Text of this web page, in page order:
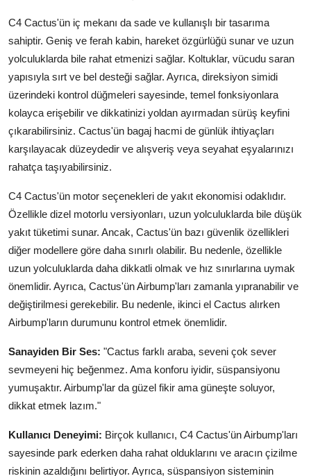
C4 Cactus'ün iç mekanı da sade ve kullanışlı bir tasarıma
sahiptir. Geniş ve ferah kabin, hareket özgürlüğü sunar ve uzun
yolculuklarda bile rahat etmenizi sağlar. Koltuklar, vücudu saran
yapısıyla sırt ve bel desteği sağlar. Ayrıca, direksiyon simidi
üzerindeki kontrol düğmeleri sayesinde, temel fonksiyonlara
kolayca erişebilir ve dikkatinizi yoldan ayırmadan sürüş keyfini
çıkarabilirsiniz. Cactus'ün bagaj hacmi de günlük ihtiyaçları
karşılayacak düzeydedir ve alışveriş veya seyahat eşyalarınızı
rahatça taşıyabilirsiniz.
C4 Cactus'ün motor seçenekleri de yakıt ekonomisi odaklıdır.
Özellikle dizel motorlu versiyonları, uzun yolculuklarda bile düşük
yakıt tüketimi sunar. Ancak, Cactus'ün bazı güvenlik özellikleri
diğer modellere göre daha sınırlı olabilir. Bu nedenle, özellikle
uzun yolculuklarda daha dikkatli olmak ve hız sınırlarına uymak
önemlidir. Ayrıca, Cactus'ün Airbump'ları zamanla yıpranabilir ve
değiştirilmesi gerekebilir. Bu nedenle, ikinci el Cactus alırken
Airbump'ların durumunu kontrol etmek önemlidir.
Sanayiden Bir Ses: "Cactus farklı araba, seveni çok sever
sevmeyeni hiç beğenmez. Ama konforu iyidir, süspansiyonu
yumuşaktır. Airbump'lar da güzel fikir ama güneşte soluyor,
dikkat etmek lazım."
Kullanıcı Deneyimi: Birçok kullanıcı, C4 Cactus'ün Airbump'ları
sayesinde park ederken daha rahat olduklarını ve aracın çizilme
riskinin azaldığını belirtiyor. Ayrıca, süspansiyon sisteminin